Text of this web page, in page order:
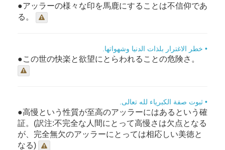
●アッラーの様々な印を馬鹿にすることは不信仰であ
る。
• خطر الاغترار بلذات الدنيا وشهواتها.
●この世の快楽と欲望にとらわれることの危険さ。
• ثبوت صفة الكبرياء لله تعالى.
●高慢という性質が至高のアッラーにはあるという確
証。(訳注:不完全な人間にとって高慢さは欠点となる
が、完全無欠のアッラーにとっては相応しい美徳と
なる)